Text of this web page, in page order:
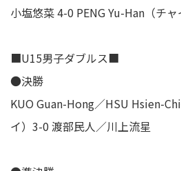
小塩悠菜 4-0 PENG Yu-Han（チャ
■U15男子ダブルス■
●決勝
KUO Guan-Hong／HSU Hsien-
イ）3-0 渡部民人／川上流星